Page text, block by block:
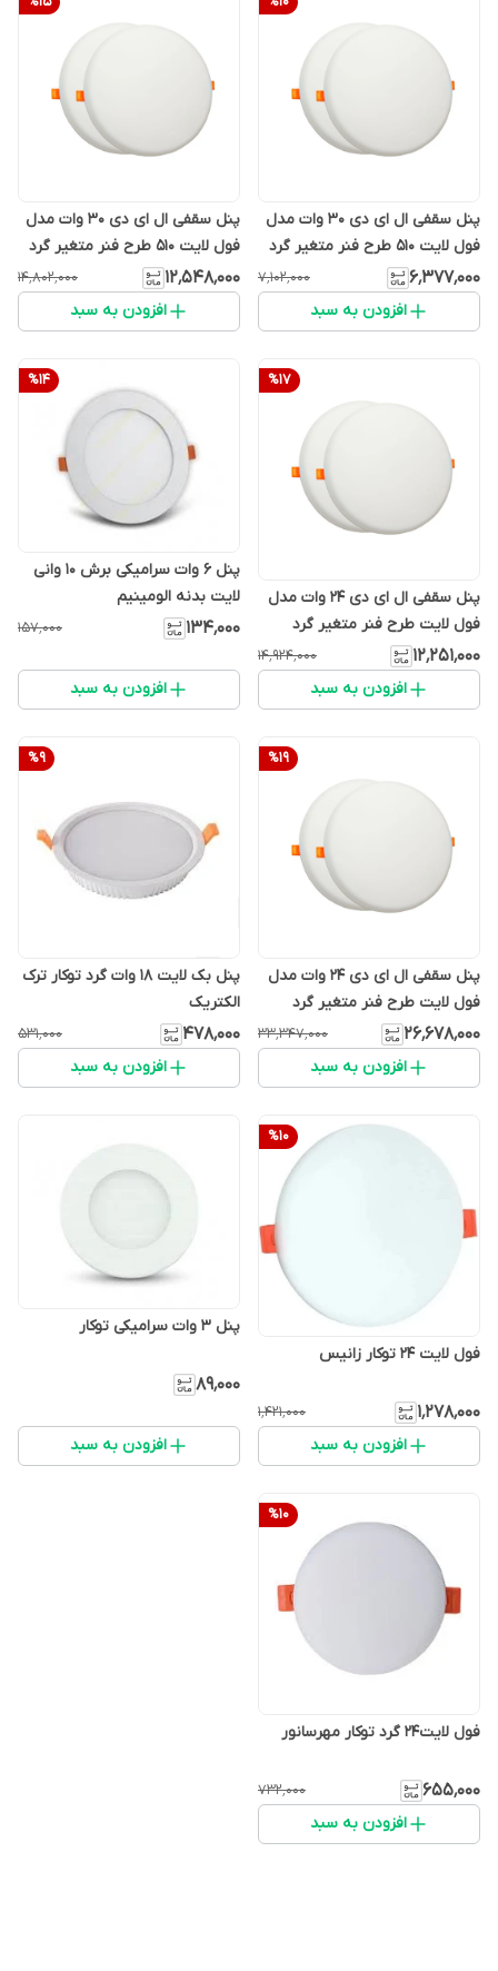
پنل سقفی ال ای دی 30 وات مدل
فول لایت 510 طرح فنر متغیر گرد
بسته 10 تایی
۶٬۳۷۷٬۰۰۰ ۷٬۱۰۲٬۰۰۰
افزودن به سبد
پنل سقفی ال ای دی 30 وات مدل
فول لایت 510 طرح فنر متغیر گرد
بسته 20 تایی
۱۲٬۵۴۸٬۰۰۰ ۱۴٬۸۰۲٬۰۰۰
افزودن به سبد
%17
پنل سقفی ال ای دی ۲۴ وات مدل
فول لایت طرح فنر متغیر گرد
بسته 20 تایی
۱۲٬۲۵۱٬۰۰۰ ۱۴٬۹۲۴٬۰۰۰
افزودن به سبد
%14
پنل 6 وات سرامیکی برش ۱۰ وانی
لایت بدنه الومینیم
۱۳۴٬۰۰۰ ۱۵۷٬۰۰۰
افزودن به سبد
%19
پنل سقفی ال ای دی ۲۴ وات مدل
فول لایت طرح فنر متغیر گرد
بسته ۴۰ تایی
۲۶٬۶۷۸٬۰۰۰ ۳۳٬۳۴۷٬۰۰۰
افزودن به سبد
%9
پنل بک لایت 18 وات گرد توکار ترک
الکتریک
۴۷۸٬۰۰۰ ۵۳۱٬۰۰۰
افزودن به سبد
%10
فول لایت ۲۴ توکار زانیس
۱٬۲۷۸٬۰۰۰ ۱٬۴۲۱٬۰۰۰
افزودن به سبد
پنل 3 وات سرامیکی توکار
۸۹٬۰۰۰
افزودن به سبد
%10
فول لایت24 گرد توکار مهرسانور
۶۵۵٬۰۰۰ ۷۳۲٬۰۰۰
افزودن به سبد